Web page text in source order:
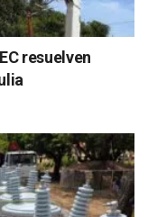
resuelven